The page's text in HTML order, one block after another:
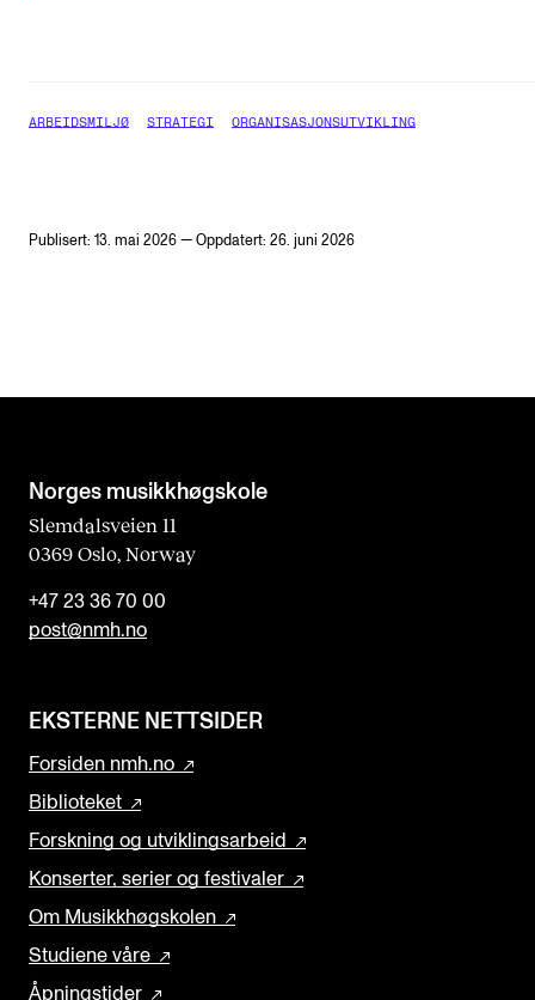
ARBEIDSMILJØ STRATEGI ORGANISASJONSUTVIKLING
Publisert: 13. mai 2026 — Oppdatert: 26. juni 2026
Norges musikk­høgskole
Slemdalsveien 11
0369 Oslo, Norway
+47 23 36 70 00
post@nmh.no
EKSTERNE NETTSIDER
Forsiden nmh.no
Biblioteket
Forskning og utviklingsarbeid
Konserter, serier og festivaler
Om Musikkhøgskolen
Studiene våre
Åpningstider